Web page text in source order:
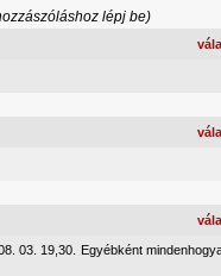
lépj be)
03. 19,30. Egyébként